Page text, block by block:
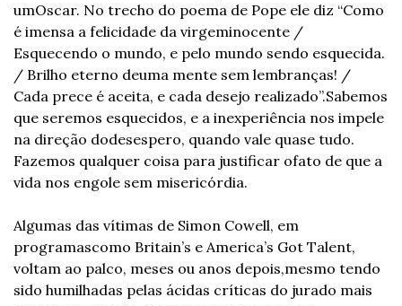
umOscar. No trecho do poema de Pope ele diz “Como
é imensa a felicidade da virgeminocente /
Esquecendo o mundo, e pelo mundo sendo esquecida.
/ Brilho eterno deuma mente sem lembranças! /
Cada prece é aceita, e cada desejo realizado”.Sabemos
que seremos esquecidos, e a inexperiência nos impele
na direção dodesespero, quando vale quase tudo.
Fazemos qualquer coisa para justificar ofato de que a
vida nos engole sem misericórdia.
Algumas das vítimas de Simon Cowell, em
programascomo Britain’s e America’s Got Talent,
voltam ao palco, meses ou anos depois,mesmo tendo
sido humilhadas pelas ácidas críticas do jurado mais